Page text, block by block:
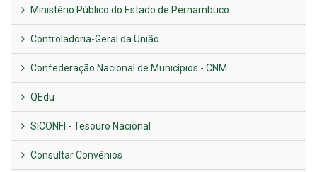
Previous
LINKS ÚTEIS
AMUPE